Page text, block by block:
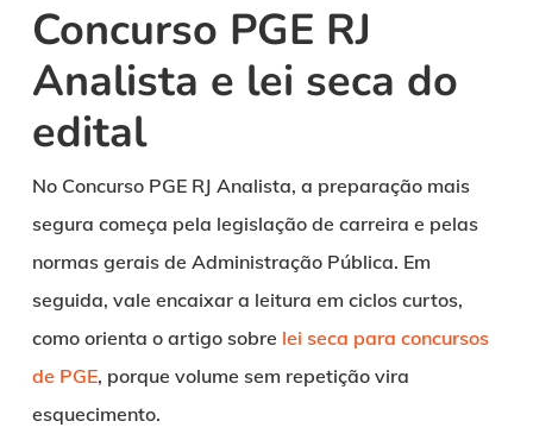
Concurso PGE RJ
Analista e lei seca do
edital
No Concurso PGE RJ Analista, a preparação mais
segura começa pela legislação de carreira e pelas
normas gerais de Administração Pública. Em
seguida, vale encaixar a leitura em ciclos curtos,
como orienta o artigo sobre lei seca para concursos
de PGE, porque volume sem repetição vira
esquecimento.